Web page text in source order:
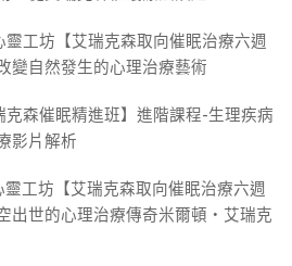
工坊【艾瑞克森取向催眠治療六週
變自然發生的心理治療藝術
克森催眠精進班】進階課程-生理疾病
影片解析
工坊【艾瑞克森取向催眠治療六週
出世的心理治療傳奇米爾頓・艾瑞克